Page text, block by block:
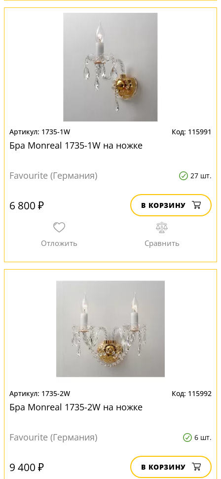
1735-1W 115991
Бра Monreal 1735-1W на ножке
Favourite (Германия) 27 шт.
6 800 ₽ В КОРЗИНУ
1735-2W 115992
Бра Monreal 1735-2W на ножке
Favourite (Германия) 6 шт.
9 400 ₽ В КОРЗИНУ